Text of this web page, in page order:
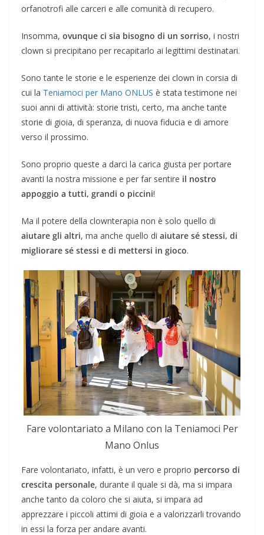
orfanotrofi alle carceri e alle comunità di recupero.
Insomma, ovunque ci sia bisogno di un sorriso, i nostri
clown si precipitano per recapitarlo ai legittimi destinatari.
Sono tante le storie e le esperienze dei clown in corsia di
cui la Teniamoci per Mano ONLUS è stata testimone nei
suoi anni di attività: storie tristi, certo, ma anche tante
storie di gioia, di speranza, di nuova fiducia e di amore
verso il prossimo.
Sono proprio queste a darci la carica giusta per portare
avanti la nostra missione e per far sentire il nostro
appoggio a tutti, grandi o piccini!
Ma il potere della clownterapia non è solo quello di
aiutare gli altri, ma anche quello di aiutare sé stessi, di
migliorare sé stessi e di mettersi in gioco.
Fare volontariato a Milano con la Teniamoci Per
Mano Onlus
Fare volontariato, infatti, è un vero e proprio percorso di
crescita personale, durante il quale si dà, ma si impara
anche tanto da coloro che si aiuta, si impara ad
apprezzare i piccoli attimi di gioia e a valorizzarli trovando
in essi la forza per andare avanti.